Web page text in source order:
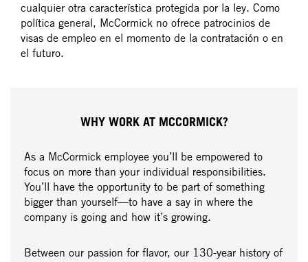
cualquier otra característica protegida por la ley. Como
política general, McCormick no ofrece patrocinios de
visas de empleo en el momento de la contratación o en
el futuro.
WHY WORK AT MCCORMICK?
As a McCormick employee you’ll be empowered to
focus on more than your individual responsibilities.
You’ll have the opportunity to be part of something
bigger than yourself—to have a say in where the
company is going and how it’s growing.
Between our passion for flavor, our 130-year history of